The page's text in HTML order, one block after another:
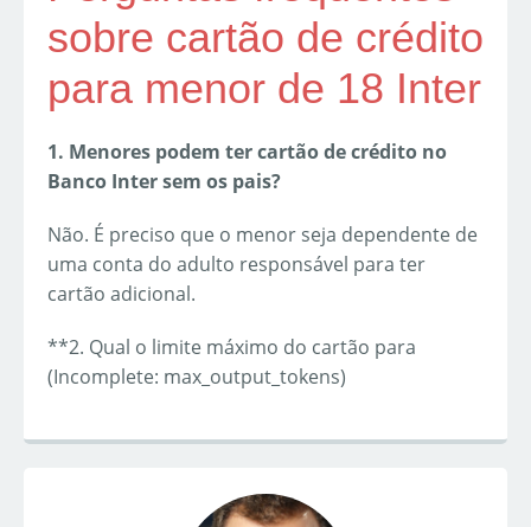
sobre cartão de crédito
para menor de 18 Inter
1. Menores podem ter cartão de crédito no
Banco Inter sem os pais?
Não. É preciso que o menor seja dependente de
uma conta do adulto responsável para ter
cartão adicional.
**2. Qual o limite máximo do cartão para
(Incomplete: max_output_tokens)